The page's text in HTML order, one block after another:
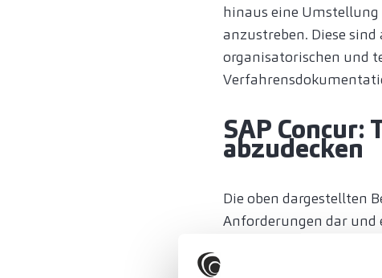
hinaus eine
anzustreben. Diese
organisatorischen und
SAP Concur:
abzudecken
Die oben dargestellten
Anforderungen dar und
Nutzung einer